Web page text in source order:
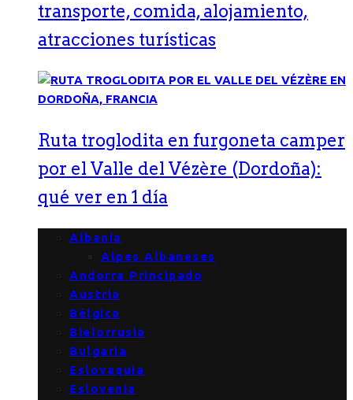
transporte, comida, alojamiento,
atracciones turísticas
Ruta troglodita en furgoneta camper
por el Valle del Vézère (Dordoña):
qué ver en 1 día
Albania
Alpes Albaneses
Andorra Principado
Austria
Bélgica
Bielorrusia
Bulgaria
Eslovaquia
Eslovenia